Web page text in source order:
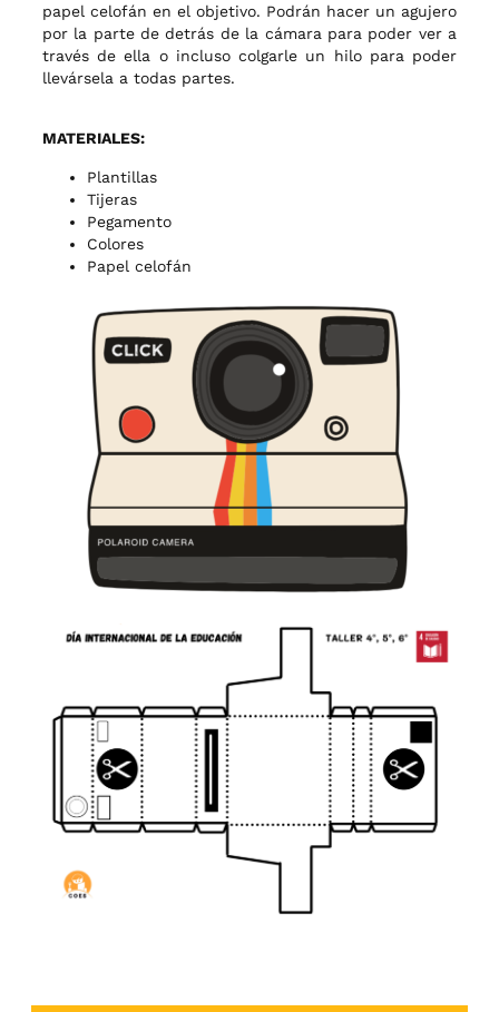
papel celofán en el objetivo. Podrán hacer un agujero
por la parte de detrás de la cámara para poder ver a
través de ella o incluso colgarle un hilo para poder
llevársela a todas partes.
MATERIALES:
Plantillas
Tijeras
Pegamento
Colores
Papel celofán